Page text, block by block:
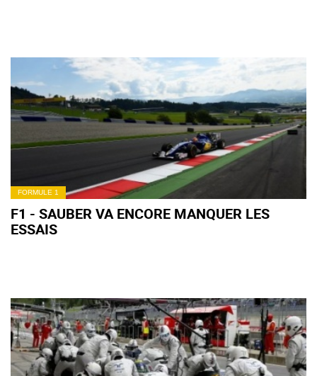
FORMULE 1
F1 - SAUBER VA ENCORE MANQUER LES
ESSAIS